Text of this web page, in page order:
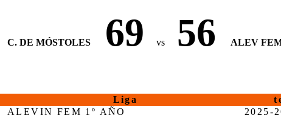
C. DE MÓSTOLES 69 vs 56 ALEV
Liga
ALEVIN FEM 1º AÑO 2025-